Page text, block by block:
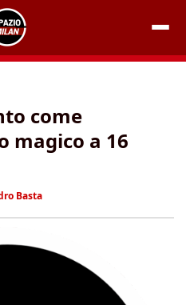
come
magico a 16
Basta